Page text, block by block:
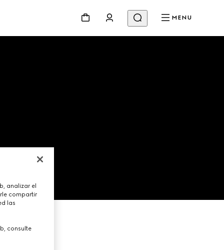
MENU
analizar el
compartir
las
consulte